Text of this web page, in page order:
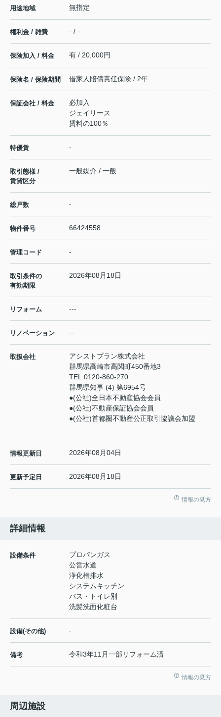
用途地域 無指定
権利金 / 雑費 - / -
保険加入 / 料金 有 / 20,000円
保険名 / 保険期間 借家人賠償責任保険 / 2年
保証会社 / 料金
必加入
ジェイリース
賃料の100％
特優賃 -
取引態様 /
賃貸区分
一般媒介 / 一般
総戸数 -
物件番号 66424558
管理コード -
取引条件の
有効期限
2026年08月18日
リフォーム ---
リノベーション --
取扱会社
アシストプラン株式会社
群馬県高崎市高関町450番地3
TEL:0120-860-270
群馬県知事 (4) 第6954号
●(公社)全日本不動産協会会員
●(公社)不動産保証協会会員
●(公社)首都圏不動産公正取引協議会加盟
情報更新日 2026年08月04日
更新予定日 2026年08月18日
情報の見方
詳細情報
設備条件
プロパンガス
公営水道
浄化槽排水
システムキッチン
バス・トイレ別
洗髪洗面化粧台
設備(その他) -
備考 令和3年11月一部リフォーム済
情報の見方
周辺施設